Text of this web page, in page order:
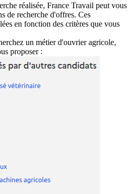
réalisée, France Travail peut vous
de recherche d'offres. Ces
en fonction des critères que vous
un métier d'ouvrier agricole,
proposer :